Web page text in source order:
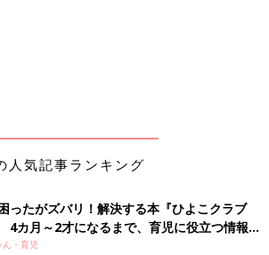
人気記事ランキング
ったがズバリ！解決する本『ひよこクラブ
カ月～2才になるまで、育児に役立つ情報が
！
ん・育児